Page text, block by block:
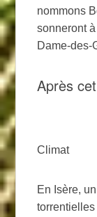
nommons
sonneront
Dame-des-
Après
Climat
En Isère,
torrentielles